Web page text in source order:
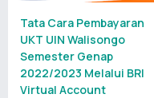
Tata Cara Pembayaran
UKT UIN Walisongo
Semester Genap
2022/2023 Melalui BRI
Virtual Account